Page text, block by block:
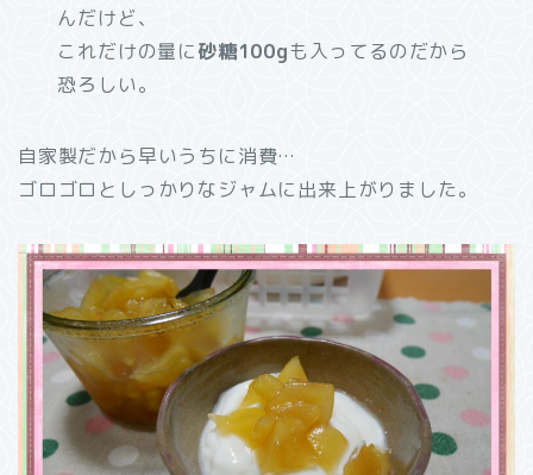
んだけど、
これだけの量に砂糖100gも入ってるのだから
恐ろしい。
自家製だから早いうちに消費…
ゴロゴロとしっかりなジャムに出来上がりました。